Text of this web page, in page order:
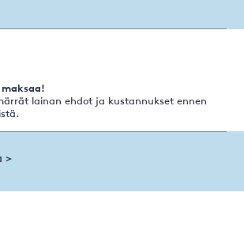
lainan ehdot ja kustannukset ennen
>